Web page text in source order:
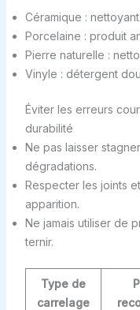
Céramique :
Porcelaine : produit
Pierre naturelle :
Vinyle : détergent
Éviter les erreurs
durabilité
Ne pas laisser
dégradations.
Respecter les joints
apparition.
Ne jamais utiliser de
ternir.
Type de
carrelage